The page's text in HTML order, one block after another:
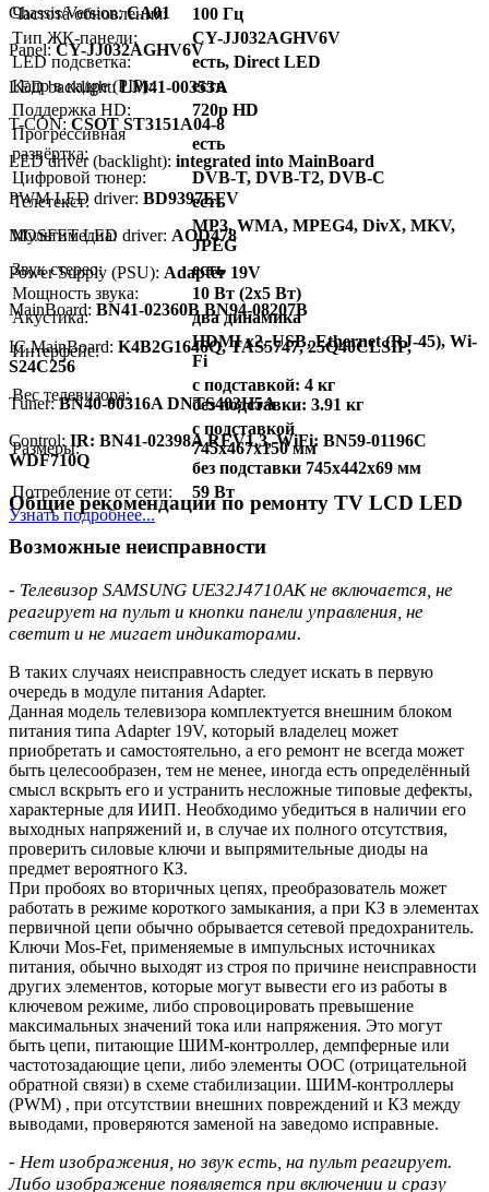
Частота обновления:
100 Гц
Тип ЖК-панели:
CY-JJ032AGHV6V
LED подсветка:
есть, Direct LED
Кадр в кадре (PIP):
есть
Поддержка HD:
720p HD
Прогрессивная
развёртка:
есть
Цифровой тюнер:
DVB-T, DVB-T2, DVB-C
Телетекст:
есть
Мультимедиа:
MP3, WMA, MPEG4, DivX, MKV,
JPEG
Звук стерео:
есть
Мощность звука:
10 Вт (2х5 Вт)
Акустика:
два динамика
Интерфейс:
HDMI x2, USB, Ethernet (RJ-45), Wi-
Fi
Вес телевизора:
с подставкой: 4 кг
без подставки: 3.91 кг
Размеры:
с подставкой
745x467x150 мм
без подставки 745x442x69 мм
Потребление от сети:
59 Вт
Узнать подробнее...
Chassis/Version:CA01
Panel:CY-JJ032AGHV6V
LED backlight:LM41-00353A
T-CON: CSOT ST3151A04-8
LED driver (backlight): integrated into MainBoard
PWM LED driver: BD9397EFV
MOSFET LED driver: AOD478
Power Supply (PSU): Adapter 19V
MainBoard: BN41-02360B BN94-08207B
IC MainBoard: K4B2G1646Q, TAS5747, 25Q40CLSIP,
S24C256
Тuner:BN40-00316A DNTS403H5A
Control: IR: BN41-02398A REV1.3, WiFi: BN59-01196C
WDF710Q
Общие рекомендации по ремонту TV LCD LED
Возможные неисправности
- Телевизор SAMSUNG UE32J4710AK не включается, не
реагирует на пульт и кнопки панели управления, не
светит и не мигает индикаторами.
В таких случаях неисправность следует искать в первую
очередь в модуле питания Adapter.
Данная модель телевизора комплектуется внешним блоком
питания типа Adapter 19V, который владелец может
приобретать и самостоятельно, а его ремонт не всегда может
быть целесообразен, тем не менее, иногда есть определённый
смысл вскрыть его и устранить несложные типовые дефекты,
характерные для ИИП. Необходимо убедиться в наличии его
выходных напряжений и, в случае их полного отсутствия,
проверить силовые ключи и выпрямительные диоды на
предмет вероятного КЗ.
При пробоях во вторичных цепях, преобразователь может
работать в режиме короткого замыкания, а при КЗ в элементах
первичной цепи обычно обрывается сетевой предохранитель.
Ключи Mos-Fet, применяемые в импульсных источниках
питания, обычно выходят из строя по причине неисправности
других элементов, которые могут вывести его из работы в
ключевом режиме, либо спровоцировать превышение
максимальных значений тока или напряжения. Это могут
быть цепи, питающие ШИМ-контроллер, демпферные или
частотозадающие цепи, либо элементы ООС (отрицательной
обратной связи) в схеме стабилизации. ШИМ-контроллеры
(PWM) , при отсутствии внешних повреждений и КЗ между
выводами, проверяются заменой на заведомо исправные.
- Нет изображения, но звук есть, на пульт реагирует.
Либо изображение появляется при включении и сразу